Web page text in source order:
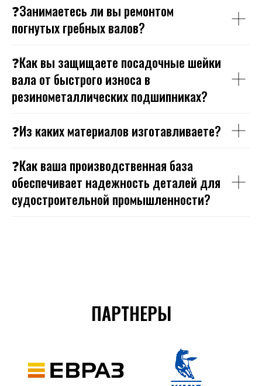
❓Занимаетесь ли вы ремонтом
погнутых гребных валов?
❓Как вы защищаете посадочные шейки
вала от быстрого износа в
резинометаллических подшипниках?
❓Из каких материалов изготавливаете?
❓Как ваша производственная база
обеспечивает надежность деталей для
судостроительной промышленности?
ПАРТНЕРЫ